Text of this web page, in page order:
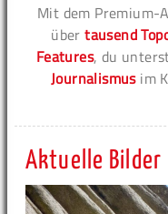
Mit dem Premium-
übertausend
Features, du
Journalismusim
Aktuelle Bilder